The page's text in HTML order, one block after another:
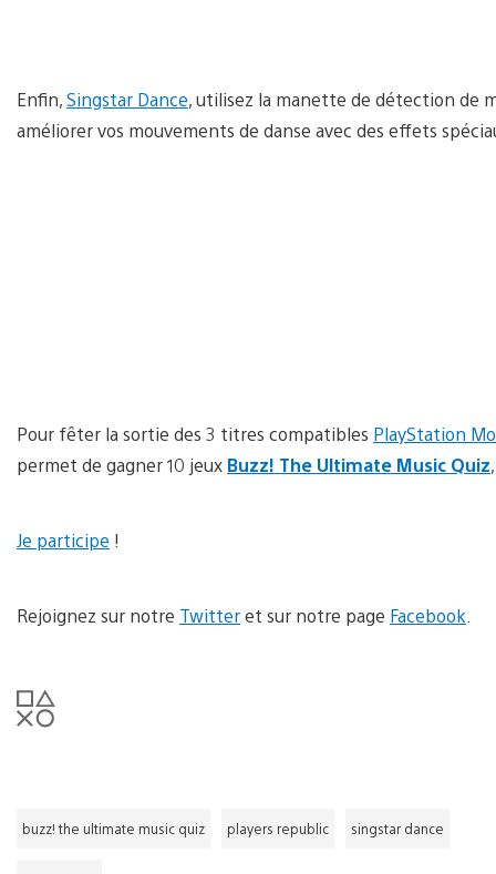
Enfin,Singstar Dance, utilisez la manette de détection de
améliorer vos mouvements de danse avec des effets
Pour fêter la sortie des 3 titres compatibles PlayStation
permet de gagner 10 jeux Buzz! The Ultimate Music Quiz
Je participe !
Rejoignez sur notre Twitteret sur notre page Facebook
buzz! the ultimate music quiz players republic singstar dance